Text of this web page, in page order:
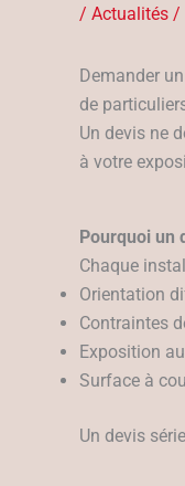
/ Actualités /
Demander
de
Un devis ne
à votre
Pourquoi un
Chaque
Orientation
Contraintes
Exposition
Surface à
Un devis